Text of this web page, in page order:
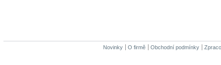
Novinky O firmě Obchodní podmínky